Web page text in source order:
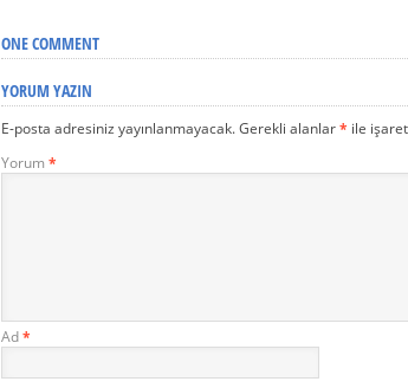
ONE COMMENT
YORUM YAZIN
E-posta adresiniz yayınlanmayacak.Gerekli alanlar* ile
Yorum *
Ad*